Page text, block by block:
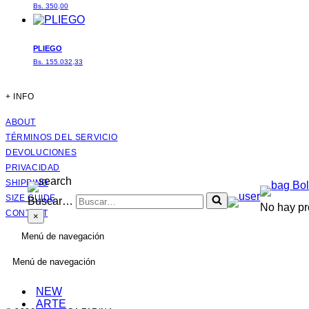
Buscar…
×
No hay
Menú de navegación
Menú de navegación
NEW
ARTE
Bs. 350,00
PLIEGO
Bs. 155.032,33
+ INFO
ABOUT
TÉRMINOS DEL SERVICIO
DEVOLUCIONES
PRIVACIDAD
SHIPPING
SIZE GUIDE
CONTACT